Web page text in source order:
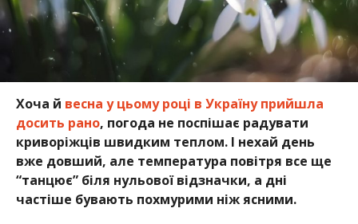
Хоча й весна у цьому році в Україну прийшла
досить рано, погода не поспішає радувати
криворіжців швидким теплом. І нехай день
вже довший, але температура повітря все ще
“танцює” біля нульової відзначки, а дні
частіше бувають похмурими ніж ясними.